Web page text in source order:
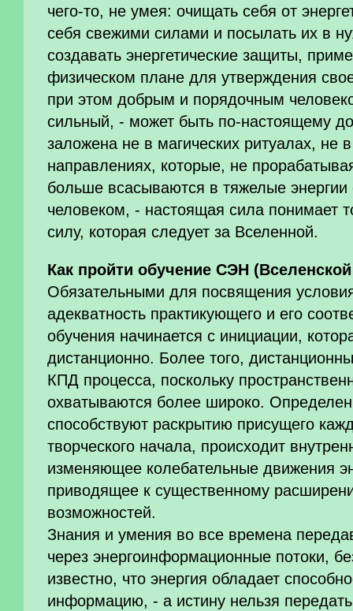
чего-то, не умея: очищать себя от
себя свежими силами и посылать их в
создавать энергетические защиты,
физическом плане для утверждения
при этом добрым и порядочным
сильный, - может быть по-настоящему
заложена не в магических ритуалах, не
направлениях, которые, не
больше всасываются в тяжелые
человеком, - настоящая сила понимает
силу, которая следует за Вселенной.
Как пройти обучение СЭН
Обязательными для посвящения
адекватность практикующего и его
обучения начинается с инициации,
дистанционно. Более того,
КПД процесса, поскольку
охватываются более широко.
способствуют раскрытию присущего
творческого начала, происходит
изменяющее колебательные движения
приводящее к существенному
возможностей.
Знания и умения во все времена
через энергоинформационные потоки,
известно, что энергия обладает
информацию, - а истину нельзя